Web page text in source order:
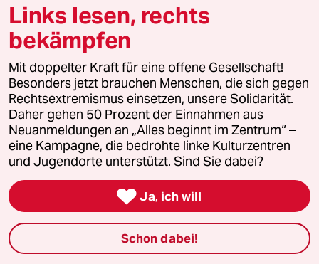
© 2026 taz Verlags und Vertriebs GmbH
Alle Rechte vorbehalten. Bei rechtlichen Fragen oder für Genehmigungen
wenden Sie sich bitte an
lizenzen@taz.de
Feedback Redaktionsstatut Kommune-Richtlinien
Leitlinie Informant Datenschutz Impressum AGB
Seitenwende Einwilligungen widerrufen (Ads)
Links lesen, rechts
bekämpfen
Mit doppelter Kraft für eine offene Gesellschaft!
Besonders jetzt brauchen Menschen, die sich gegen
Rechtsextremismus einsetzen, unsere Solidarität.
Daher gehen 50 Prozent der Einnahmen aus
Neuanmeldungen an „Alles beginnt im Zentrum“ –
eine Kampagne, die bedrohte linke Kulturzentren
und Jugendorte unterstützt. Sind Sie dabei?
 Ja, ich will
Schon dabei!